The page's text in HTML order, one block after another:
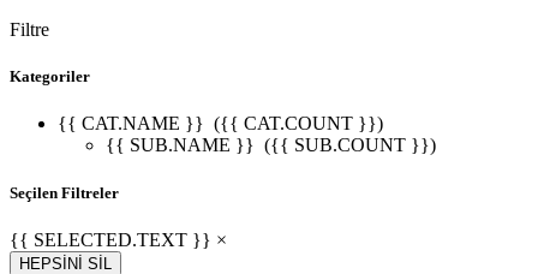
Filtre
Kategoriler
{{ CAT.NAME }} ({{ CAT.COUNT }})
{{ SUB.NAME }} ({{ SUB.COUNT }})
Seçilen Filtreler
{{ SELECTED.TEXT }} ×
HEPSİNİ SİL